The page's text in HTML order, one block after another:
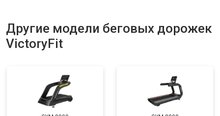
Другие модели беговых дорожек
VictoryFit